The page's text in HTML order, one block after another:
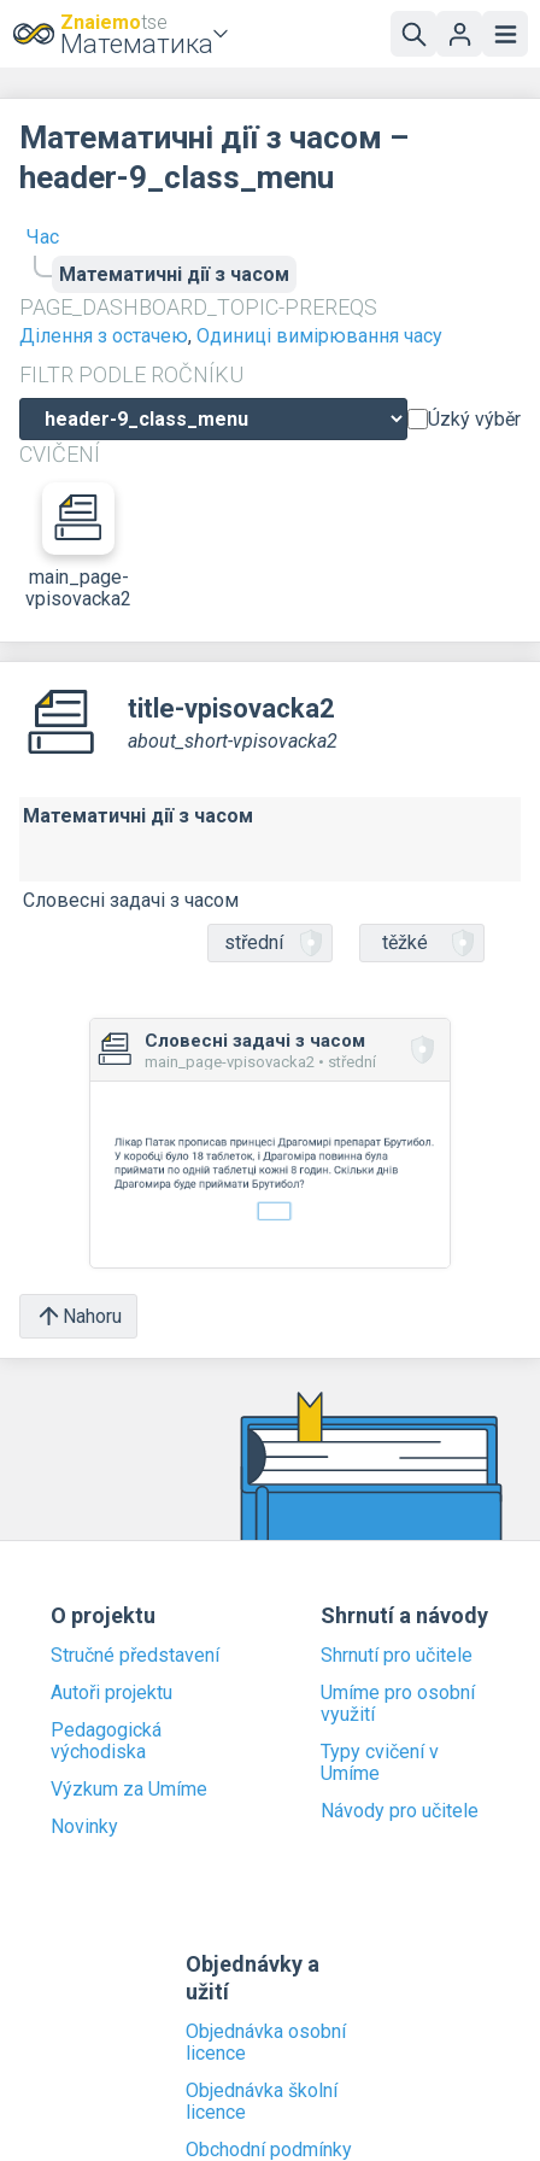
Znaiemotse
Математика
Час
Математичні дії з часом
PAGE_DASHBOARD_TOPIC-PREREQS
Ділення з остачею, Одиниці вимірювання часу
FILTR PODLE ROČNÍKU
Úzký výběr
CVIČENÍ
main_page-
vpisovacka2
Математичні дії з часом –
header-9_class_menu
title-vpisovacka2
about_short-vpisovacka2
Математичні дії з часом
Словесні задачі з часом
střední
těžké
Словесні задачі з часом
main_page-vpisovacka2 • střední
Nahoru
O projektu
Stručné představení
Autoři projektu
Pedagogická
východiska
Výzkum za Umíme
Novinky
Shrnutí a návody
Shrnutí pro učitele
Umíme pro osobní
využití
Typy cvičení v
Umíme
Návody pro učitele
Objednávky a
užití
Objednávka osobní
licence
Objednávka školní
licence
Obchodní podmínky